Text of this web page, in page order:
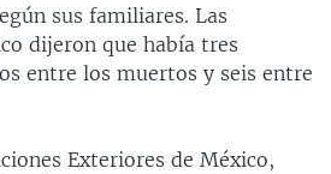
sus familiares. Las
dijeron que había tres
entre los muertos y seis entre
Exteriores de México,